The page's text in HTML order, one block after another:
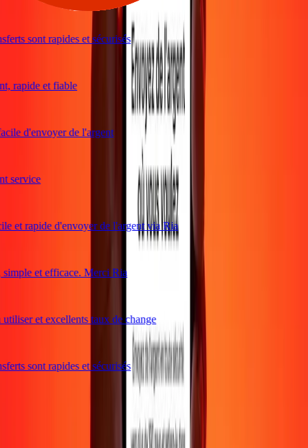
sont rapides et sécurisés
rapide et fiable
d'envoyer de l'argent
service
et rapide d'envoyer de l'argent via Ria
et efficace. Merci Ria
et excellents taux de change
sont rapides et sécurisés